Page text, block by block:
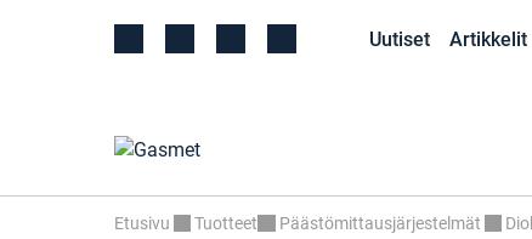
Uutiset Artikkelit
Etusivu Tuotteet Päästömittausjärjestelmät